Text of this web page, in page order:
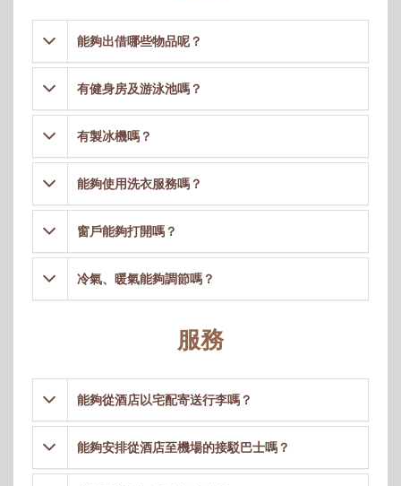
能夠出借哪些物品呢？
有健身房及游泳池嗎？
有製冰機嗎？
能夠使用洗衣服務嗎？
窗戶能夠打開嗎？
冷氣、暖氣能夠調節嗎？
服務
能夠從酒店以宅配寄送行李嗎？
能夠安排從酒店至機場的接駁巴士嗎？